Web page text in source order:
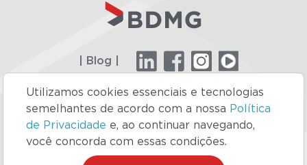
Utilizamos cookies essenciais e tecnologias
semelhantes de acordo com a nossa Política
de Privacidade e, ao continuar navegando,
você concorda com essas condições.
| Blog |
Site concebido pela Supersonic